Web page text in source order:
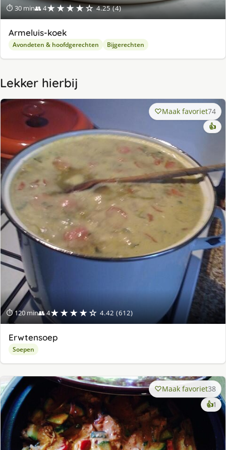
⏱ 30 min👥 4★★★★☆ 4.25 (4)
Armeluis-koek
Avondeten & hoofdgerechten Bijgerechten
Lekker hierbij
⏱ 120 min👥 4★★★★☆ 4.42 (612)
Maak favoriet74
👍
Erwtensoep
Soepen
Maak favoriet38
👍1